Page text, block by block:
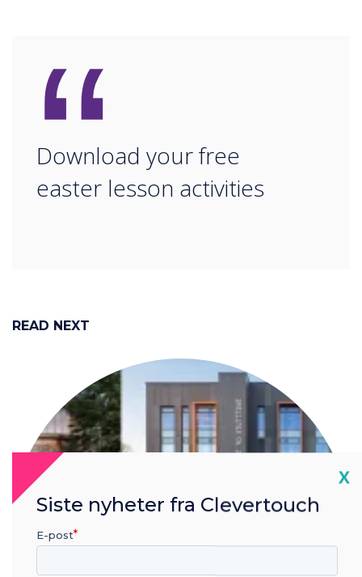
READ NEXT
“
Download your free
easter lesson activities
X
Siste nyheter fra Clevertouch
E-post